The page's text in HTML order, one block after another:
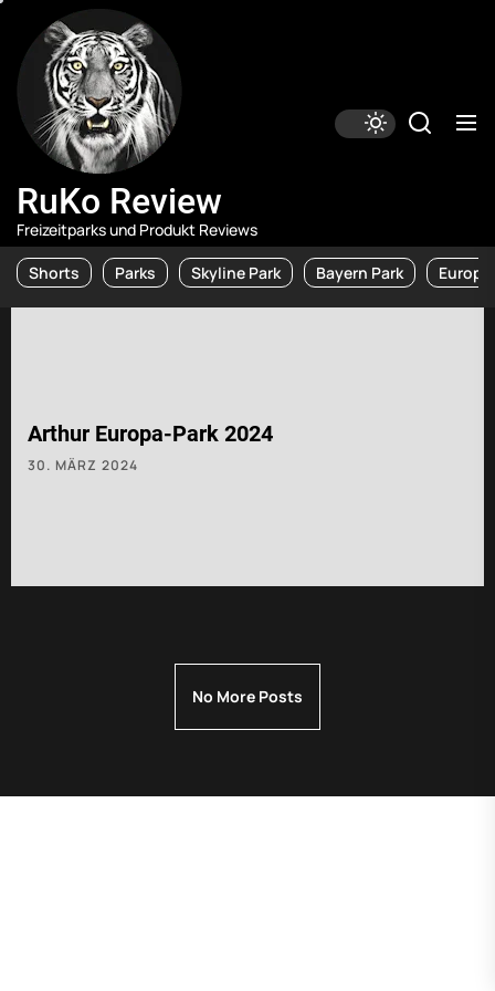
the
content
RuKo Review
Freizeitparks und Produkt Reviews
Shorts Parks Skyline Park Bayern Park Europa
Arthur Europa-Park 2024
30. MÄRZ 2024
No More Posts